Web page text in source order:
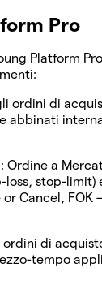
Pro
Platform
ordini di
abbinati
Ordine a
loss, stop-limit)
Cancel, FOK
ordini di
tempo